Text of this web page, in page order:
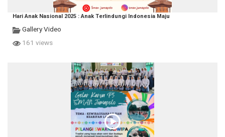
Hari Anak Nasional 2025 : Anak Terlindungi Indonesia Maju
Gallery Video
161 views